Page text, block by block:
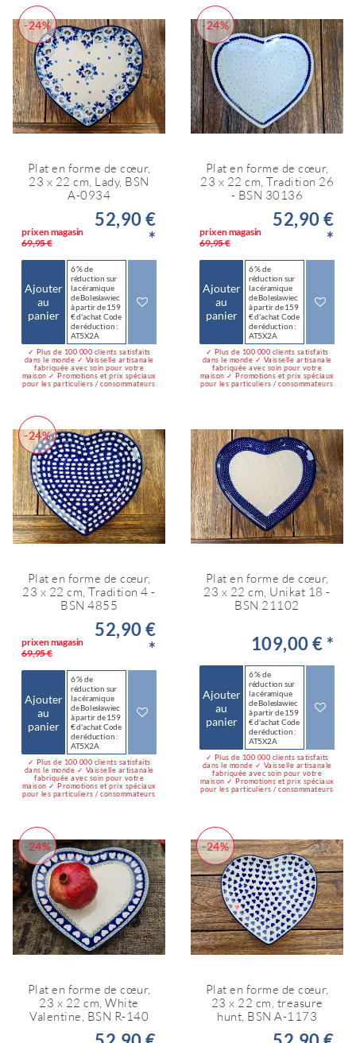
-24%
Plat en forme de cœur,
23 x 22 cm, Lady, BSN
A-0934
prix en magasin
69,95 €
52,90 €
*
Ajouter
au
panier
6 % de
réduction sur
la céramique
de Bolesławiec
à partir de 159
€ d'achat Code
de réduction :
AT5X2A
✓ Plus de 100 000 clients satisfaits
dans le monde ✓ Vaisselle artisanale
fabriquée avec soin pour votre
maison ✓ Promotions et prix spéciaux
pour les particuliers / consommateurs
-24%
Plat en forme de cœur,
23 x 22 cm, Tradition 26
- BSN 30136
prix en magasin
69,95 €
52,90 €
*
Ajouter
au
panier
6 % de
réduction sur
la céramique
de Bolesławiec
à partir de 159
€ d'achat Code
de réduction :
AT5X2A
✓ Plus de 100 000 clients satisfaits
dans le monde ✓ Vaisselle artisanale
fabriquée avec soin pour votre
maison ✓ Promotions et prix spéciaux
pour les particuliers / consommateurs
-24%
Plat en forme de cœur,
23 x 22 cm, Tradition 4 -
BSN 4855
prix en magasin
69,95 €
52,90 €
*
Ajouter
au
panier
6 % de
réduction sur
la céramique
de Bolesławiec
à partir de 159
€ d'achat Code
de réduction :
AT5X2A
✓ Plus de 100 000 clients satisfaits
dans le monde ✓ Vaisselle artisanale
fabriquée avec soin pour votre
maison ✓ Promotions et prix spéciaux
pour les particuliers / consommateurs
Plat en forme de cœur,
23 x 22 cm, Unikat 18 -
BSN 21102
109,00 € *
Ajouter
au
panier
6 % de
réduction sur
la céramique
de Bolesławiec
à partir de 159
€ d'achat Code
de réduction :
AT5X2A
✓ Plus de 100 000 clients satisfaits
dans le monde ✓ Vaisselle artisanale
fabriquée avec soin pour votre
maison ✓ Promotions et prix spéciaux
pour les particuliers / consommateurs
-24%
Plat en forme de cœur,
23 x 22 cm, White
Valentine, BSN R-140
-24%
Plat en forme de cœur,
23 x 22 cm, treasure
hunt, BSN A-1173